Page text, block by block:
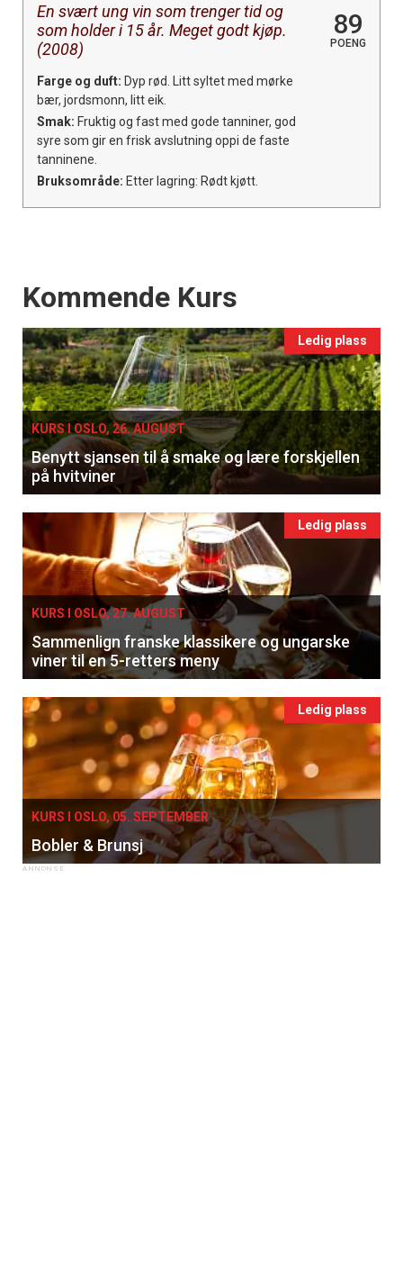
En svært ung vin som trenger tid og
som holder i 15 år. Meget godt kjøp.
(2008)
89
POENG
Farge og duft: Dyp rød. Litt syltet med mørke
bær, jordsmonn, litt eik.
Smak: Fruktig og fast med gode tanniner, god
syre som gir en frisk avslutning oppi de faste
tanninene.
Bruksområde: Etter lagring: Rødt kjøtt.
Events
Kommende Kurs
Ledig plass
KURS I OSLO, 26. AUGUST
Benytt sjansen til å smake og lære forskjellen
på hvitviner
Ledig plass
KURS I OSLO, 27. AUGUST
Sammenlign franske klassikere og ungarske
viner til en 5-retters meny
Ledig plass
KURS I OSLO, 05. SEPTEMBER
Bobler & Brunsj